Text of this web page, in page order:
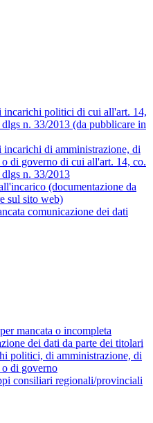
incarichi politici di cui all'art. 14,
n. 33/2013 (da pubblicare in
incarichi di amministrazione, di
di governo di cui all'art. 14, co.
n. 33/2013
(documentazione da
sul sito web)
comunicazione dei dati
mancata o incompleta
dei dati da parte dei titolari
politici, di amministrazione, di
di governo
consiliari regionali/provinciali